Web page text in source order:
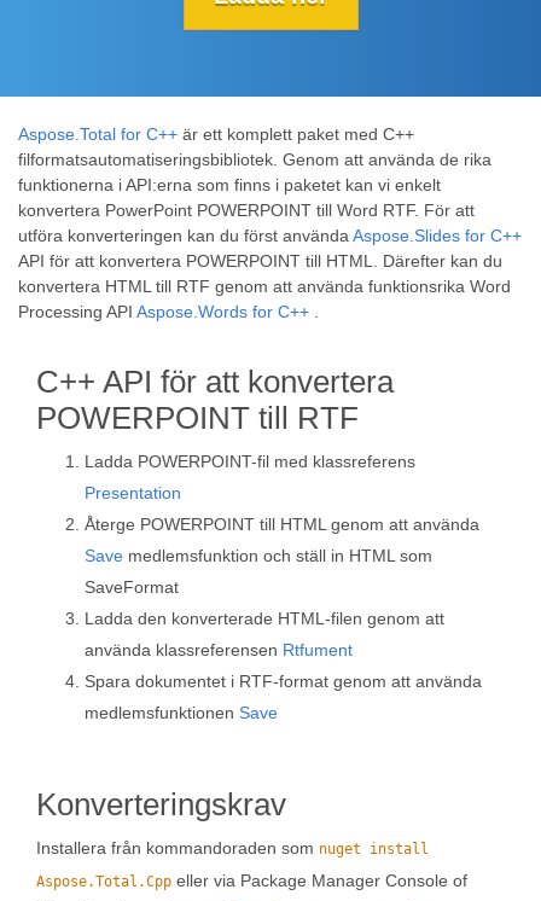
Aspose.Total for C++ är ett komplett paket med C++
filformatsautomatiseringsbibliotek. Genom att använda de rika
funktionerna i API:erna som finns i paketet kan vi enkelt
konvertera PowerPoint POWERPOINT till Word RTF. För att
utföra konverteringen kan du först använda Aspose.Slides for C++
API för att konvertera POWERPOINT till HTML. Därefter kan du
konvertera HTML till RTF genom att använda funktionsrika Word
Processing API Aspose.Words for C++
C++ API för att konvertera
POWERPOINT till RTF
Ladda POWERPOINT-fil med klassreferens
Presentation
Återge POWERPOINT till HTML genom att använda
Save medlemsfunktion och ställ in HTML som
SaveFormat
Ladda den konverterade HTML-filen genom att
använda klassreferensen Rtfument
Spara dokumentet i RTF-format genom att använda
medlemsfunktionen Save
Konverteringskrav
Installera från kommandoraden som nuget install
Aspose.Total.Cpp eller via Package Manager Console of